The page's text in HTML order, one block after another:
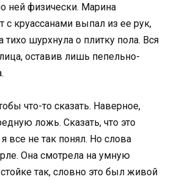
ней физически. Марина
с круассанами выпал из ее рук,
шурхнула о плитку пола. Вся
оставив лишь пепельно-
что-то сказать. Наверное,
ложь. Сказать, что это
все не так понял. Но слова
Она смотрела на умную
так, словно это был живой